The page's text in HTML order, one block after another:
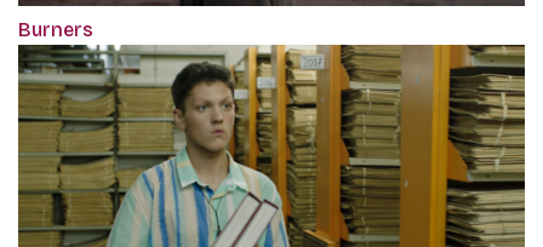
Burners